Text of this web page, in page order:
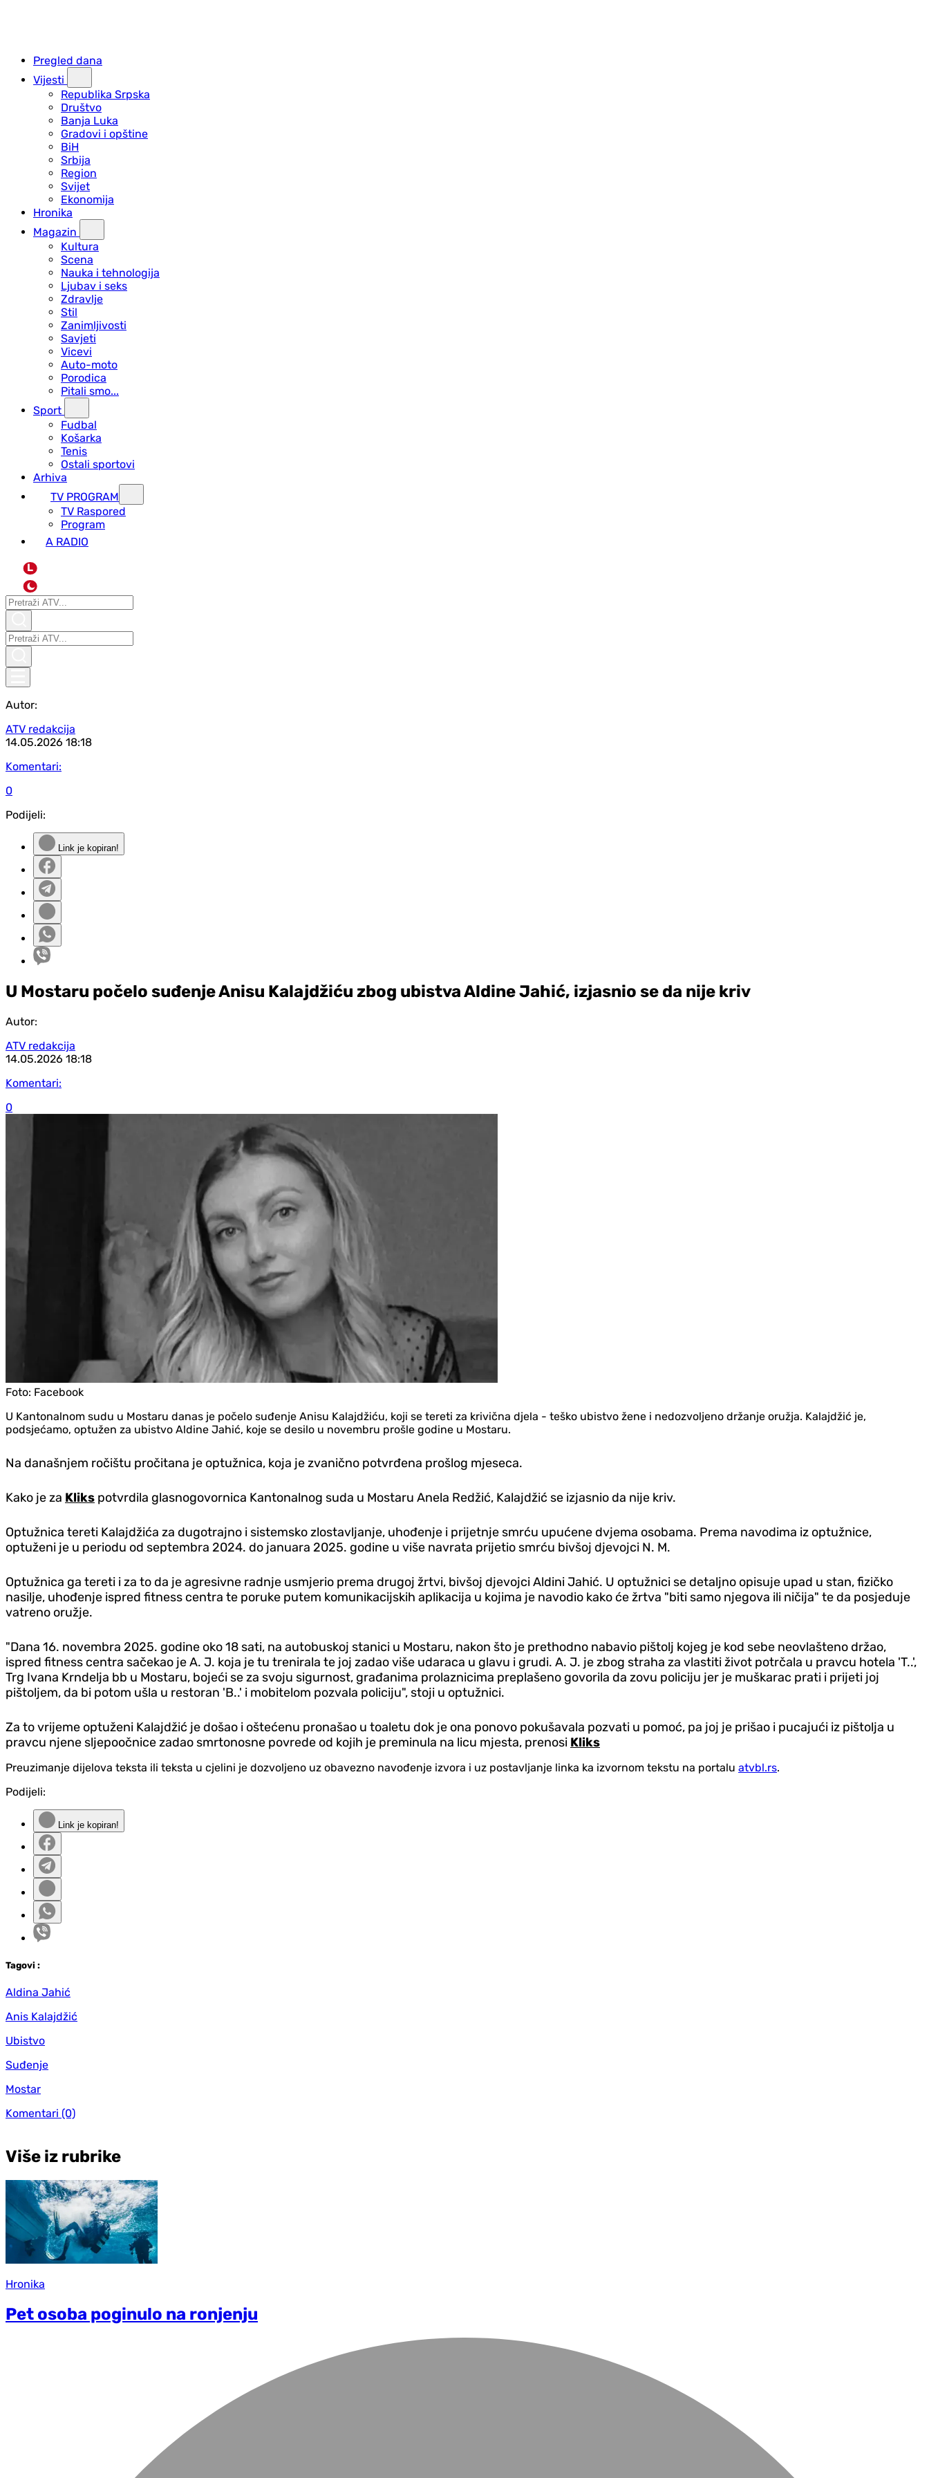
Pregled dana
Vijesti
Republika Srpska
Društvo
Banja Luka
Gradovi i opštine
BiH
Srbija
Region
Svijet
Ekonomija
Hronika
Magazin
Kultura
Scena
Nauka i tehnologija
Ljubav i seks
Zdravlje
Stil
Zanimljivosti
Savjeti
Vicevi
Auto-moto
Porodica
Pitali smo...
Sport
Fudbal
Košarka
Tenis
Ostali sportovi
Arhiva
TV PROGRAM
ТV Raspored
Program
A RADIO
L
Autor:
ATV redakcija
14.05.2026 18:18
Komentari:
0
Podijeli:
Link je kopiran!
U Mostaru počelo suđenje Anisu Kalajdžiću zbog ubistva Aldine Jahić, izjasnio se da nije kriv
Autor:
ATV redakcija
14.05.2026 18:18
Komentari:
0
Foto: Facebook
U Kantonalnom sudu u Mostaru danas je počelo suđenje Anisu Kalajdžiću, koji se tereti za krivična d‌jela - teško ubistvo žene i nedozvoljeno držanje oružja. Kalajdžić je,
podsjećamo, optužen za ubistvo Aldine Jahić, koje se desilo u novembru prošle godine u Mostaru.
Na današnjem ročištu pročitana je optužnica, koja je zvanično potvrđena prošlog mjeseca.
Kako je za Kliks potvrdila glasnogovornica Kantonalnog suda u Mostaru Anela Redžić, Kalajdžić se izjasnio da nije kriv.
Optužnica tereti Kalajdžića za dugotrajno i sistemsko zlostavljanje, uhođenje i prijetnje smrću upućene dvjema osobama. Prema navodima iz optužnice,
optuženi je u periodu od septembra 2024. do januara 2025. godine u više navrata prijetio smrću bivšoj d‌jevojci N. M.
Optužnica ga tereti i za to da je agresivne radnje usmjerio prema drugoj žrtvi, bivšoj d‌jevojci Aldini Jahić. U optužnici se detaljno opisuje upad u stan, fizičko
nasilje, uhođenje ispred fitness centra te poruke putem komunikacijskih aplikacija u kojima je navodio kako će žrtva "biti samo njegova ili ničija" te da posjeduje
vatreno oružje.
"Dana 16. novembra 2025. godine oko 18 sati, na autobuskoj stanici u Mostaru, nakon što je prethodno nabavio pištolj kojeg je kod sebe neovlašteno držao,
ispred fitness centra sačekao je A. J. koja je tu trenirala te joj zadao više udaraca u glavu i grudi. A. J. je zbog straha za vlastiti život potrčala u pravcu hotela 'T..',
Trg Ivana Krndelja bb u Mostaru, bojeći se za svoju sigurnost, građanima prolaznicima preplašeno govorila da zovu policiju jer je muškarac prati i prijeti joj
pištoljem, da bi potom ušla u restoran 'B..' i mobitelom pozvala policiju", stoji u optužnici.
Za to vrijeme optuženi Kalajdžić je došao i oštećenu pronašao u toaletu dok je ona ponovo pokušavala pozvati u pomoć, pa joj je prišao i pucajući iz pištolja u
pravcu njene sljepoočnice zadao smrtonosne povrede od kojih je preminula na licu mjesta, prenosi Kliks
Preuzimanje dijelova teksta ili teksta u cjelini je dozvoljeno uz obavezno navođenje izvora i uz postavljanje linka ka izvornom tekstu na portalu atvbl.rs.
Podijeli:
Link je kopiran!
Tagovi :
Aldina Jahić
Anis Kalajdžić
Ubistvo
Suđenje
Mostar
Komentari (0)
Više iz rubrike
Hronika
Pet osoba poginulo na ronjenju